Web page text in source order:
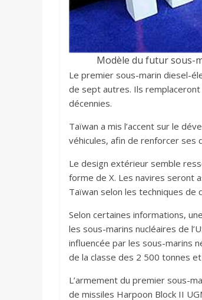
Modèle du futur sous-
Le premier sous-marin diesel-
de sept autres. Ils
décennies.
Taïwan a mis l’accent sur le
véhicules, afin de renforcer ses
Le design extérieur semble
forme de X. Les navires seront
Taïwan selon les techniques de
Selon certaines informations,
les sous-marins nucléaires de
influencée par les sous-marins
de la classe des 2 500 tonnes
L’armement du premier sous-
de missiles Harpoon Block II